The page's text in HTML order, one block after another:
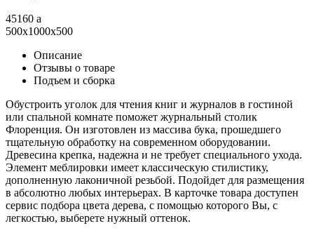
45160 a
500x1000x500
Описание
Отзывы о товаре
Подъем и сборка
Обустроить уголок для чтения книг и журналов в гостиной
или спальной комнате поможет журнальный столик
Флоренция. Он изготовлен из массива бука, прошедшего
тщательную обработку на современном оборудовании.
Древесина крепка, надежна и не требует специального ухода.
Элемент меблировки имеет классическую стилистику,
дополненную лаконичной резьбой. Подойдет для размещения
в абсолютно любых интерьерах. В карточке товара доступен
сервис подбора цвета дерева, с помощью которого Вы, с
легкостью, выберете нужный оттенок.